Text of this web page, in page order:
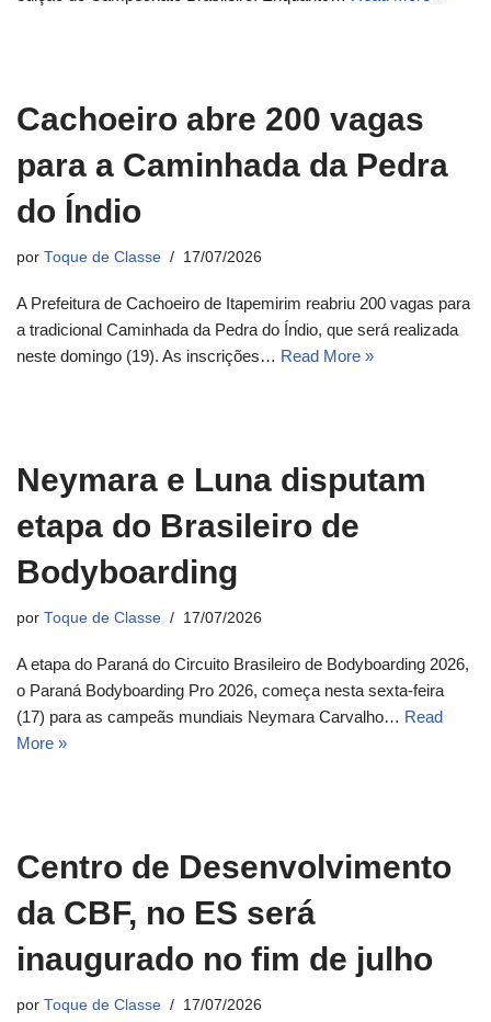
Cachoeiro abre 200 vagas
para a Caminhada da Pedra
do Índio
por Toque de Classe 17/07/2026
A Prefeitura de Cachoeiro de Itapemirim reabriu 200 vagas para
a tradicional Caminhada da Pedra do Índio, que será realizada
neste domingo (19). As inscrições… Read More »
Neymara e Luna disputam
etapa do Brasileiro de
Bodyboarding
por Toque de Classe 17/07/2026
A etapa do Paraná do Circuito Brasileiro de Bodyboarding 2026,
o Paraná Bodyboarding Pro 2026, começa nesta sexta-feira
(17) para as campeãs mundiais Neymara Carvalho… Read
More »
Centro de Desenvolvimento
da CBF, no ES será
inaugurado no fim de julho
por Toque de Classe 17/07/2026